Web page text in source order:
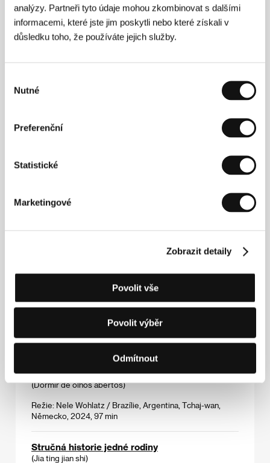
analýzy. Partneři tyto údaje mohou zkombinovat s dalšími
informacemi, které jste jim poskytli nebo které získali v
důsledku toho, že používáte jejich služby.
souhlasu
Nutné
Preferenční
Statistické
Marketingové
Zobrazit detaily
Povolit vše
Povolit výběr
Odmítnout
Porcelánová válka
(Porcelain War)
Prostě holky
Režie: Shuchi Talati / Indie, Francie, USA, Norsko, 2024,
118 min
Přímá akce
Francie, 2024, 212 min
Santoš
(Santosh)
Režie: Sandhya Suri / Velká Británie, Indie, Francie,
Německo, 2024, 125 min
Spát s otevřenýma očima
(Dormir de olhos abertos)
Režie: Nele Wohlatz / Brazílie, Argentina, Tchaj-wan,
Německo, 2024, 97 min
Stručná historie jedné rodiny
(Jia ting jian shi)